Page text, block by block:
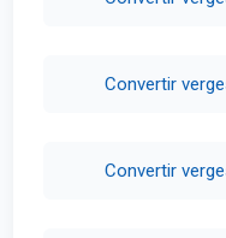
Convertir
Convertir